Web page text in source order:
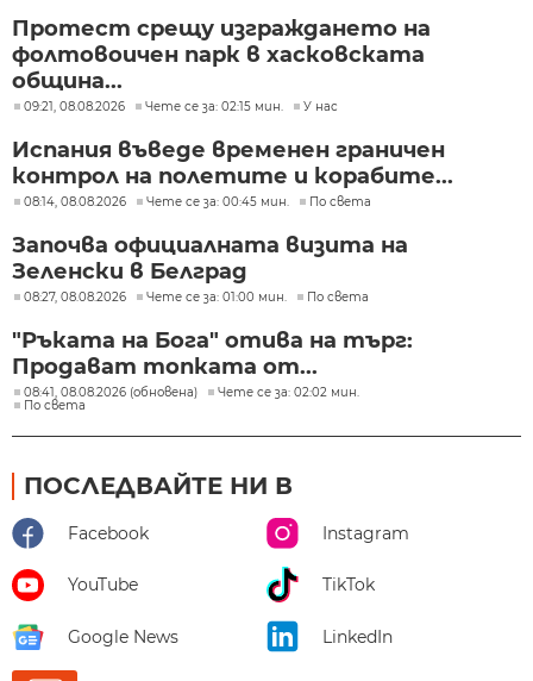
Протест срещу изграждането на
фолтовоичен парк в хасковската
община...
09:21, 08.08.2026 Чете се за: 02:15 мин. У нас
Испания въведе временен граничен
контрол на полетите и корабите...
08:14, 08.08.2026 Чете се за: 00:45 мин. По света
Започва официалната визита на
Зеленски в Белград
08:27, 08.08.2026 Чете се за: 01:00 мин. По света
"Ръката на Бога" отива на търг:
Продават топката от...
08:41, 08.08.2026 (обновена)
Чете се за: 02:02 мин.
По света
ПОСЛЕДВАЙТЕ НИ В
Facebook Instagram
YouTube TikTok
Google News LinkedIn